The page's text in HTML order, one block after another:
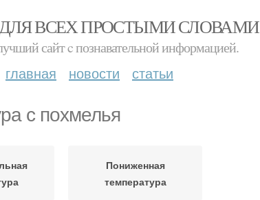
ВСЕХ ПРОСТЫМИ СЛОВАМИ
сайт c познавательной информацией.
главная новости статьи
с похмелья
Пониженная
температура